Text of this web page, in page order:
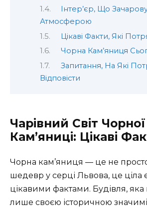
Інтер’єр, Що
Атмосферою
Цікаві Факти, Які
Чорна Кам’яниця
Запитання, На Які
Відповісти
Чарівний Світ Чорної
Кам’яниці: Цікаві
Чорна кам’яниця — це не
шедевр у серці Львова, це ціла
цікавими фактами. Будівля,
лише своєю історичною